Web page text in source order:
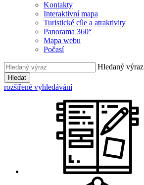
Kontakty
Interaktivní mapa
Turistické cíle a atraktivity
Panorama 360°
Mapa webu
Počasí
Hledaný výraz
Hledat
rozšířené vyhledávání